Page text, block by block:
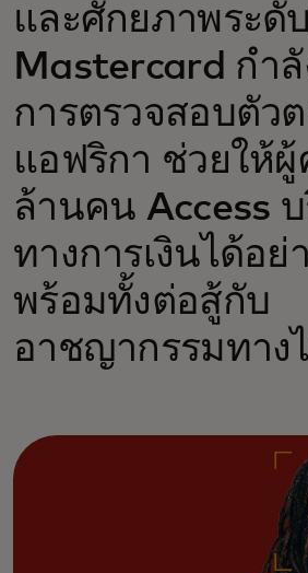
และศักยภาพระดั
Mastercard กำ
การตรวจสอบตัว
แอฟริกา ช่วยให้
ล้านคน Access
ทางการเงินได้อย่
พร้อมทั้งต่อสู้กับ
อาชญากรรมทาง